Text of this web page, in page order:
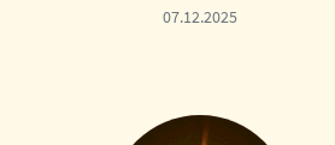
07.12.2025